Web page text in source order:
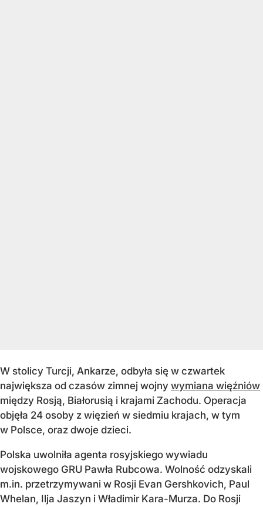
W stolicy Turcji, Ankarze, odbyła się w czwartek
największa od czasów zimnej wojny wymiana więźniów
między Rosją, Białorusią i krajami Zachodu. Operacja
objęła 24 osoby z więzień w siedmiu krajach, w tym
w Polsce, oraz dwoje dzieci.
Polska uwolniła agenta rosyjskiego wywiadu
wojskowego GRU Pawła Rubcowa. Wolność odzyskali
m.in. przetrzymywani w Rosji Evan Gershkovich, Paul
Whelan, Ilja Jaszyn i Władimir Kara-Murza. Do Rosji